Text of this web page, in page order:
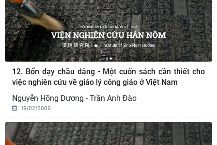
12. Bổn dạy chầu dâng - Một cuốn sách cần thiết cho
việc nghiên cứu về giáo lý công giáo ở Việt Nam
Nguyễn Hồng Dương - Trần Anh Đào
19/02/2009